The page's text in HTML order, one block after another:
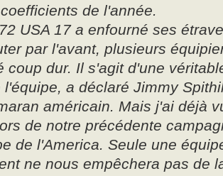
de l'année.
USA 17 a enfourné ses
par l'avant, plusieurs
coup dur. Il s'agit d'une
l'équipe, a déclaré Jimmy
américain. Mais j'ai déjà
de notre précédente
de l'America. Seule une
ne nous empêchera pas de